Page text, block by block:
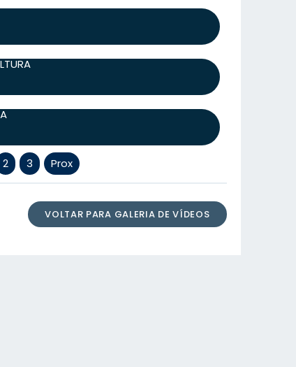
2 3 Prox
VOLTAR PARA GALERIA DE VÍDEOS